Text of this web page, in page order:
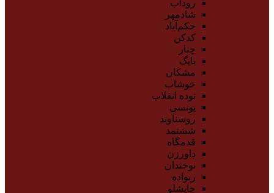
رودآب
شادمهر
حکم‌آباد
کدکن
چنار
بایگ
مشکان
خوشاب
نوده انقلاب
یونسی
روشناوند
ششتمد
قدمگاه
داورزن
نوخندان
ریواده
چاپشلو